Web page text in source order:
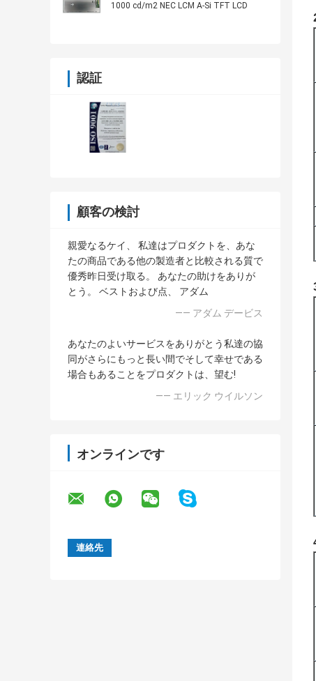
1000 cd/m2 NEC LCM A-Si TFT LCD
認証
顧客の検討
親愛なるケイ、 私達はプロダクトを、あな
たの商品である他の製造者と比較される質で
優秀昨日受け取る。 あなたの助けをありが
とう。 ベストおよび点、 アダム
—— アダム デービス
あなたのよいサービスをありがとう私達の協
同がさらにもっと長い間でそして幸せである
場合もあることをプロダクトは、望む!
—— エリック ウイルソン
オンラインです